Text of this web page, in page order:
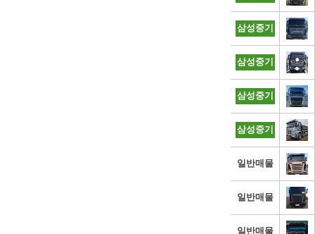
삼성중기
삼성중기
삼성중기
삼성중기
일반매물
일반매물
일반매물